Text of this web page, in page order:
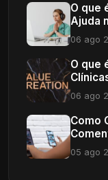
O que
Ajuda
06 ago
O que
06 ago
Como
05 ago